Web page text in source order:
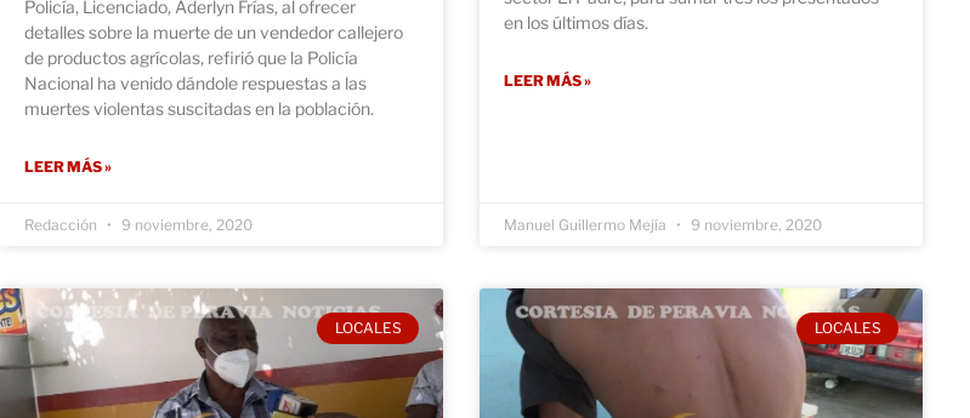
Policía, Licenciado, Aderlyn Frías, al ofrecer
detalles sobre la muerte de un vendedor callejero
de productos agrícolas, refirió que la Policía
Nacional ha venido dándole respuestas a las
muertes violentas suscitadas en la población.
LEER MÁS »
Redacción 9 noviembre, 2020
en los últimos días.
LEER MÁS »
Manuel Guillermo Mejía 9 noviembre, 2020
LOCALES LOCALES